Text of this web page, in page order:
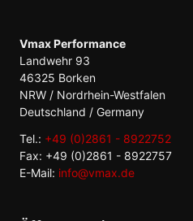
Vmax Performance
Landwehr 93
46325 Borken
NRW / Nordrhein-Westfalen
Deutschland / Germany
Tel.: +49 (0)2861 - 8922752
Fax: +49 (0)2861 - 8922757
E-Mail: info@vmax.de